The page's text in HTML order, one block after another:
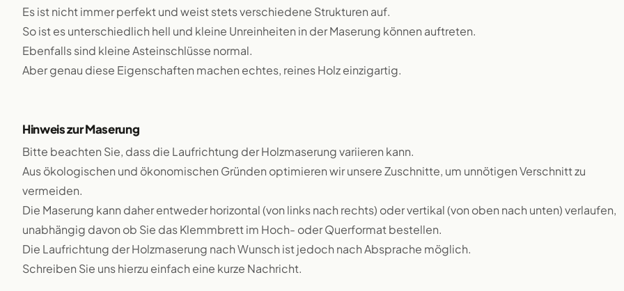
Es ist nicht immer perfekt und weist stets verschiedene Strukturen auf.
So ist es unterschiedlich hell und kleine Unreinheiten in der Maserung können auftreten.
Ebenfalls sind kleine Asteinschlüsse normal.
Aber genau diese Eigenschaften machen echtes, reines Holz einzigartig.
Hinweis zur Maserung
Bitte beachten Sie, dass die Laufrichtung der Holzmaserung variieren kann.
Aus ökologischen und ökonomischen Gründen optimieren wir unsere Zuschnitte, um unnötigen Verschnitt zu
vermeiden.
Die Maserung kann daher entweder horizontal (von links nach rechts) oder vertikal (von oben nach unten) verlaufen,
unabhängig davon ob Sie das Klemmbrett im Hoch- oder Querformat bestellen.
Die Laufrichtung der Holzmaserung nach Wunsch ist jedoch nach Absprache möglich.
Schreiben Sie uns hierzu einfach eine kurze Nachricht.